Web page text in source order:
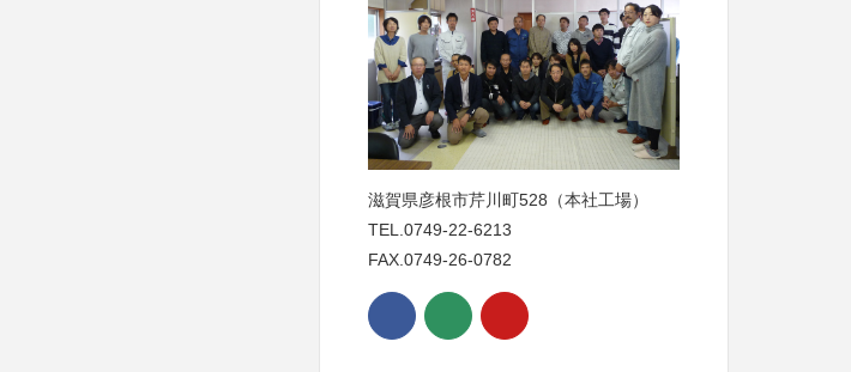
滋賀県彦根市芹川町528（本社工場）
TEL.0749-22-6213
FAX.0749-26-0782